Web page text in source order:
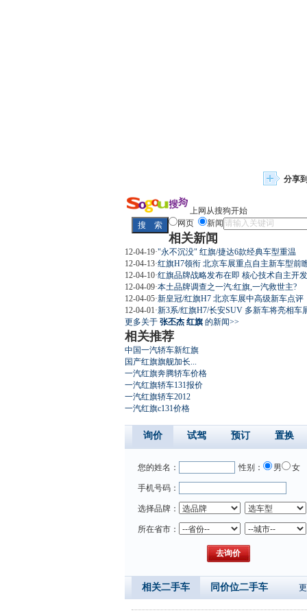
分享
上网从搜狗开始
网页
新闻
相关新闻
12-04-19·"永不沉没" 红旗/捷达6款经典车型重温
12-04-13·红旗H7领衔 北京车展重点自主新车型前
12-04-10·红旗品牌战略发布在即 核心技术自主开发
12-04-09·本土品牌调查之一汽:红旗,一汽救世主?
12-04-05·新皇冠/红旗H7 北京车展中高级新车点评
12-04-01 ·新3系/红旗H7/长安SUV 多新车将亮相车
更多关于 张丕杰 红旗 的新闻>>
相关推荐
中国一汽轿车新红旗
国产红旗旗舰加长...
一汽红旗奔腾轿车价格
一汽红旗轿车131报价
一汽红旗轿车2012
一汽红旗c131价格
询价 试驾 预订 置换
您的姓名： 性别： 男 女
手机号码：
选择品牌：
所在省市：
相关二手车 同价位二手车